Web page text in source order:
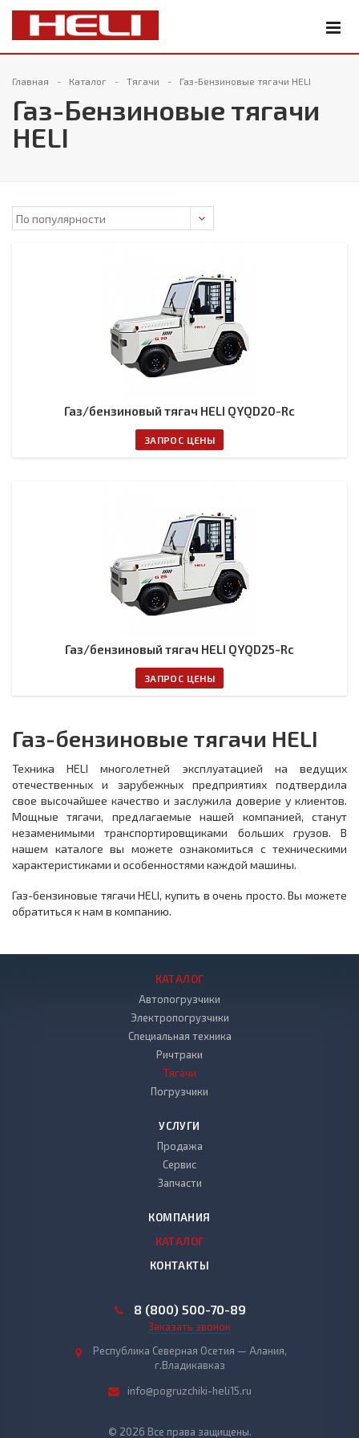
Главная Каталог Тягачи Газ-Бензиновые тягачи HELI
Газ-Бензиновые тягачи
HELI
Газ/бензиновый тягач HELI QYQD20-Rc
ЗАПРОС ЦЕНЫ
Газ/бензиновый тягач HELI QYQD25-Rc
ЗАПРОС ЦЕНЫ
Газ-бензиновые тягачи HELI
Техника HELI многолетней эксплуатацией на ведущих
отечественных и зарубежных предприятиях подтвердила
свое высочайшее качество и заслужила доверие у клиентов.
Мощные тягачи, предлагаемые нашей компанией, станут
незаменимыми транспортировщиками больших грузов. В
нашем каталоге вы можете ознакомиться с техническими
характеристиками и особенностями каждой машины.
Газ-бензиновые тягачи HELI, купить в очень просто. Вы можете
обратиться к нам в компанию.
КАТАЛОГ
Автопогрузчики
Электропогрузчики
Специальная техника
Ричтраки
Тягачи
Погрузчики
УСЛУГИ
Продажа
Сервис
Запчасти
КОМПАНИЯ
КАТАЛОГ
КОНТАКТЫ
8 (800) 500-70-89
Заказать звонок
Республика Северная Осетия — Алания,
г.Владикавказ
info@pogruzchiki-heli15.ru
© 2026 Все права защищены.